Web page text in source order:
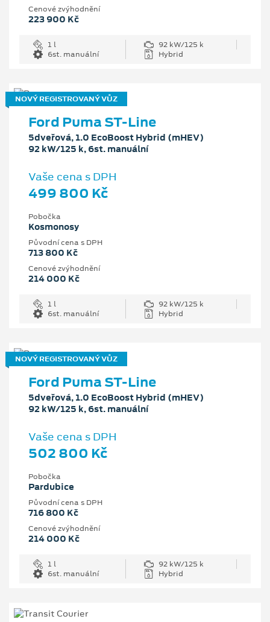
Cenové zvýhodnění
223 900 Kč
1 l
92 kW/125 k
6st. manuální
Hybrid
NOVÝ REGISTROVANÝ VŮZ
Ford Puma ST-Line
5dveřová, 1.0 EcoBoost Hybrid (mHEV)
92 kW/125 k, 6st. manuální
Vaše cena s DPH
499 800 Kč
Pobočka
Kosmonosy
Původní cena s DPH
713 800 Kč
Cenové zvýhodnění
214 000 Kč
1 l
92 kW/125 k
6st. manuální
Hybrid
NOVÝ REGISTROVANÝ VŮZ
Ford Puma ST-Line
5dveřová, 1.0 EcoBoost Hybrid (mHEV)
92 kW/125 k, 6st. manuální
Vaše cena s DPH
502 800 Kč
Pobočka
Pardubice
Původní cena s DPH
716 800 Kč
Cenové zvýhodnění
214 000 Kč
1 l
92 kW/125 k
6st. manuální
Hybrid